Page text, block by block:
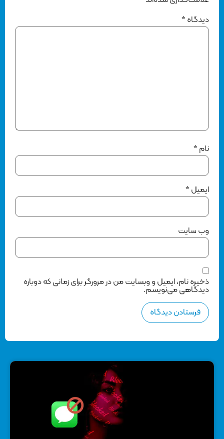
دیدگاه*
*
ایمیل*
وب‌ سایت
ذخیره نام، ایمیل و وبسایت من در مرورگر برای زمانی که دوباره
دیدگاهی می‌نویسم.